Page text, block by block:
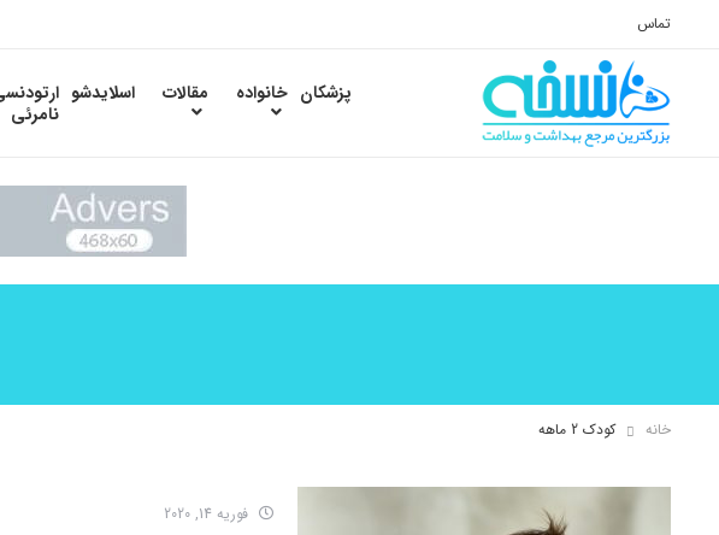
تماس
پزشکان خانواده مقالات اسلایدشو
نامرئی
خانه کودک 2 ماهه
فوریه 14, 2020